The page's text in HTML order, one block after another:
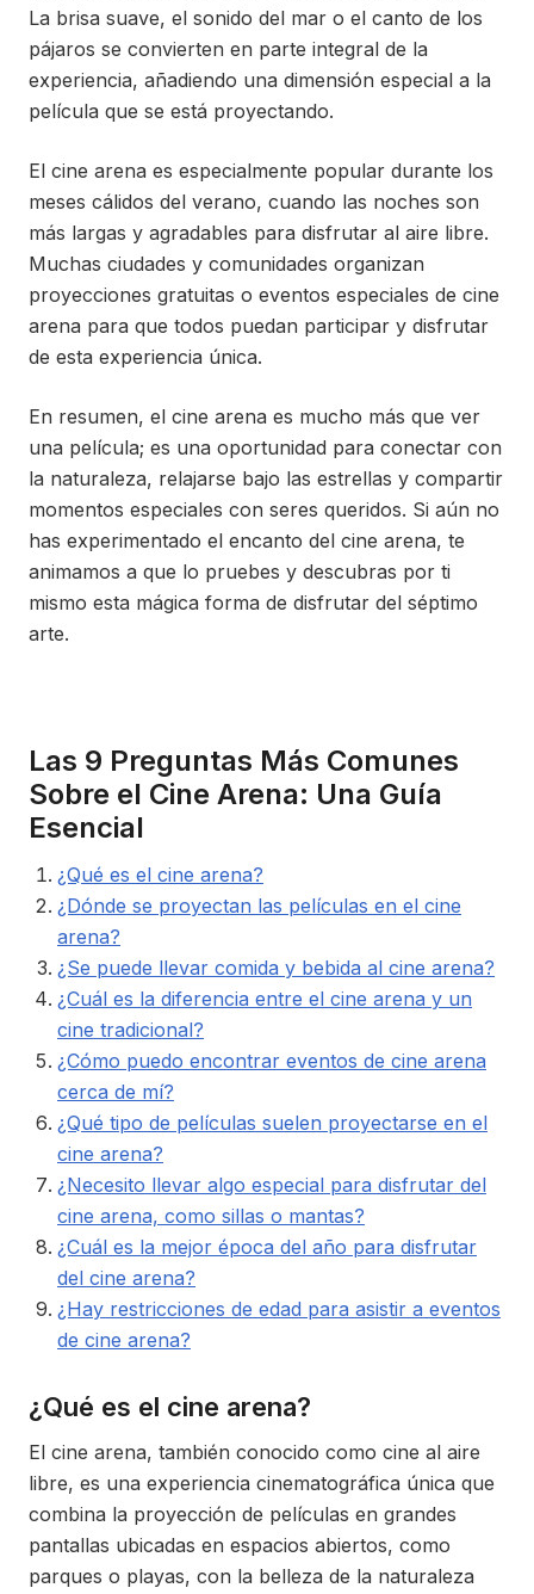
La brisa suave, el sonido del mar o el canto de los
pájaros se convierten en parte integral de la
experiencia, añadiendo una dimensión especial a la
película que se está proyectando.
El cine arena es especialmente popular durante los
meses cálidos del verano, cuando las noches son
más largas y agradables para disfrutar al aire libre.
Muchas ciudades y comunidades organizan
proyecciones gratuitas o eventos especiales de cine
arena para que todos puedan participar y disfrutar
de esta experiencia única.
En resumen, el cine arena es mucho más que ver
una película; es una oportunidad para conectar con
la naturaleza, relajarse bajo las estrellas y compartir
momentos especiales con seres queridos. Si aún no
has experimentado el encanto del cine arena, te
animamos a que lo pruebes y descubras por ti
mismo esta mágica forma de disfrutar del séptimo
arte.
Las 9 Preguntas Más Comunes
Sobre el Cine Arena: Una Guía
Esencial
¿Qué es el cine arena?
¿Dónde se proyectan las películas en el cine
arena?
¿Se puede llevar comida y bebida al cine arena?
¿Cuál es la diferencia entre el cine arena y un
cine tradicional?
¿Cómo puedo encontrar eventos de cine arena
cerca de mí?
¿Qué tipo de películas suelen proyectarse en el
cine arena?
¿Necesito llevar algo especial para disfrutar del
cine arena, como sillas o mantas?
¿Cuál es la mejor época del año para disfrutar
del cine arena?
¿Hay restricciones de edad para asistir a eventos
de cine arena?
¿Qué es el cine arena?
El cine arena, también conocido como cine al aire
libre, es una experiencia cinematográfica única que
combina la proyección de películas en grandes
pantallas ubicadas en espacios abiertos, como
parques o playas, con la belleza de la naturaleza